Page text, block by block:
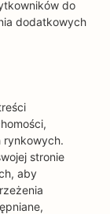
do
dodatkowych
rynkowych.
stronie
aby